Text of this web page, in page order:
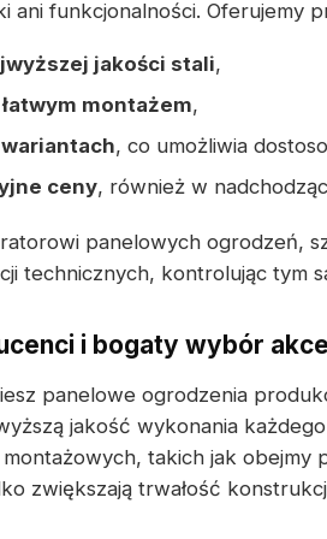
ani funkcjonalności. Oferujemy
jakości stali,
montażem,
, co umożliwia
ceny, również w
panelowych ogrodzeń,
technicznych, kontrolując tym
i bogaty wybór
panelowe ogrodzenia
jakość wykonania
takich jak
zwiększają trwałość